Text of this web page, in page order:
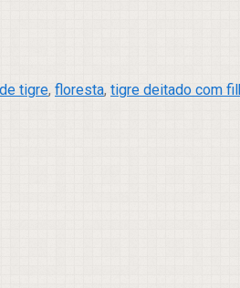
tigre, floresta, tigre deitado com